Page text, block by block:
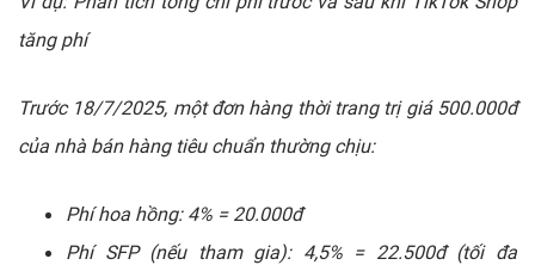
tăng phí
Trước 18/7/2025, một đơn hàng thời trang trị giá 500.000đ
của nhà bán hàng tiêu chuẩn thường chịu:
Phí hoa hồng: 4% = 20.000đ
Phí SFP (nếu tham gia): 4,5% = 22.500đ (tối đa